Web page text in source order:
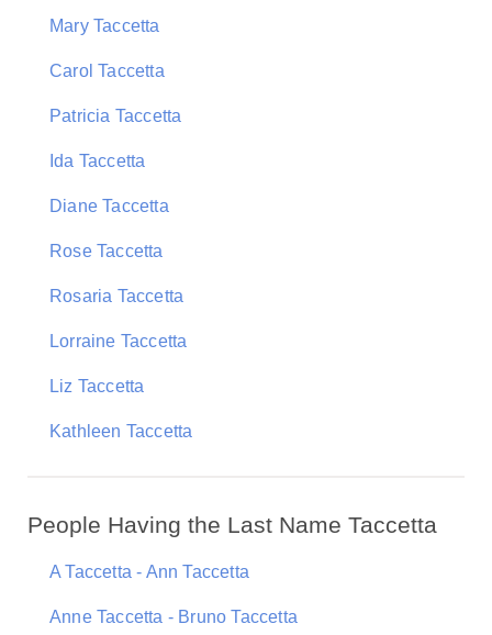
Mary Taccetta
Carol Taccetta
Patricia Taccetta
Ida Taccetta
Diane Taccetta
Rose Taccetta
Rosaria Taccetta
Lorraine Taccetta
Liz Taccetta
Kathleen Taccetta
People Having the Last Name Taccetta
A Taccetta - Ann Taccetta
Anne Taccetta - Bruno Taccetta